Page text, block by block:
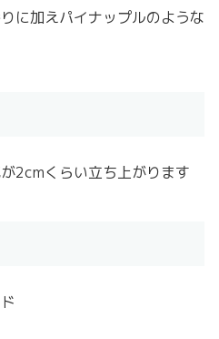
に加えパイナップルのような
2cmくらい立ち上がります